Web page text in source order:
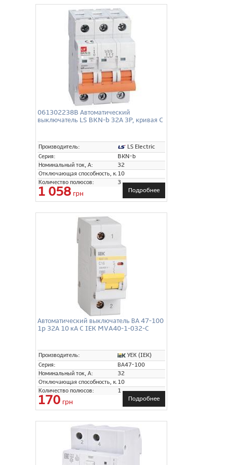
061302238B Автоматический
выключатель LS BKN-b 32А 3P, кривая C
Производитель:
LS Electric
Серия:
BKN-b
Номинальный ток, А:
32
Отключающая способность, кА:10
Количество полюсов:
3
1 058 грн Подробнее
Автоматический выключатель ВА 47-100
1p 32А 10 кА C IEK MVA40-1-032-C
Производитель:
УЕК (IEK)
Серия:
ВА47-100
Номинальный ток, А:
32
Отключающая способность, кА:10
Количество полюсов:
1
170 грн Подробнее